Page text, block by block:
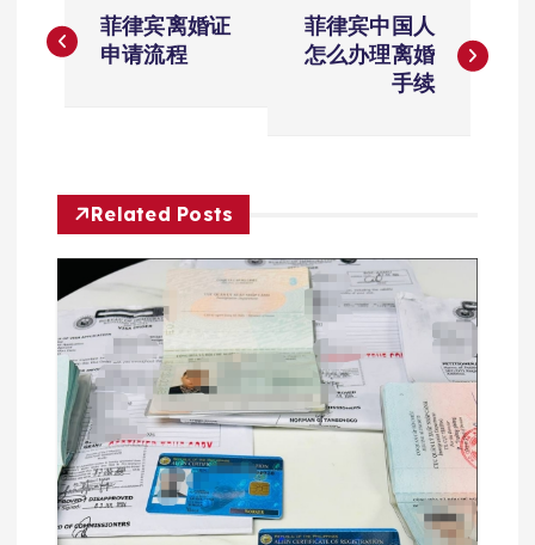
章
航
菲律宾离婚证
申请流程
菲律宾中国人
怎么办理离婚
手续
Related Posts